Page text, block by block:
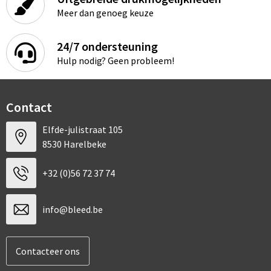
Sport
Schrijfwaren
Vrije tijd en Strand
Persoonlijke verzorging
Rugzakken
Sporttassen
Schoudertassen
Jute tassen
Katoenen draagtassen
Toilettassen
Heuptassen
Meer dan genoeg keuze
24/7 ondersteuning
Hulp nodig? Geen probleem!
Contact
Elfde-julistraat 105
8530 Harelbeke
+32 (0)56 72 37 74
info@bleed.be
Contacteer ons